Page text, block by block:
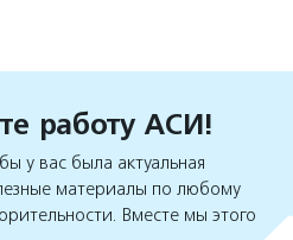
работу АСИ!
у вас была актуальная
материалы по любому
Вместе мы этого